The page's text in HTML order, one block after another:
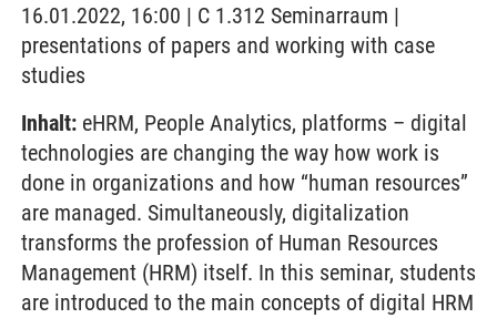
16.01.2022, 16:00 | C 1.312 Seminarraum |
presentations of papers and working with case
studies
Inhalt: eHRM, People Analytics, platforms – digital
technologies are changing the way how work is
done in organizations and how “human resources”
are managed. Simultaneously, digitalization
transforms the profession of Human Resources
Management (HRM) itself. In this seminar, students
are introduced to the main concepts of digital HRM